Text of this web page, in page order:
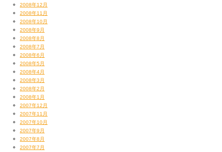
2008年12月
2008年11月
2008年10月
2008年9月
2008年8月
2008年7月
2008年6月
2008年5月
2008年4月
2008年3月
2008年2月
2008年1月
2007年12月
2007年11月
2007年10月
2007年9月
2007年8月
2007年7月